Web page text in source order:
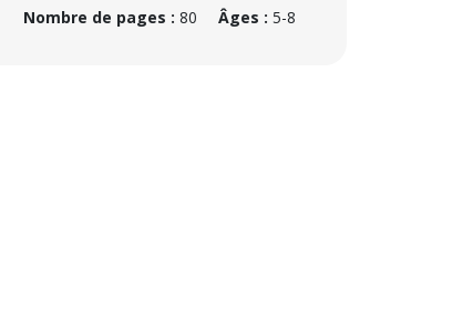
Nombre de pages : 80 Âges : 5-8